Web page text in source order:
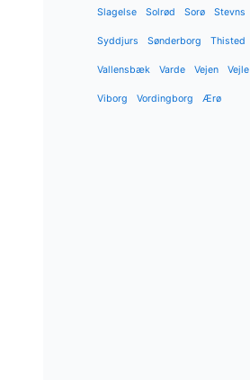
Slagelse Solrød Sorø Stevns
Syddjurs Sønderborg Thisted
Vallensbæk Varde Vejen Vejle
Viborg Vordingborg Ærø